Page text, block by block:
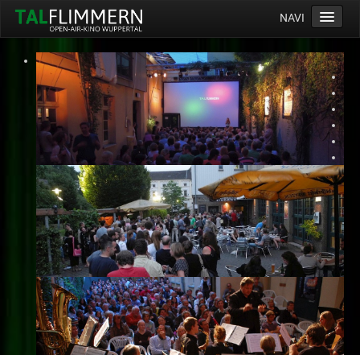
NAVI
Home
Programm
Service
Ticketinfos
Ort
Anreise
Wetter
Kinogutschein
Konzept
Archiv
Kontakt